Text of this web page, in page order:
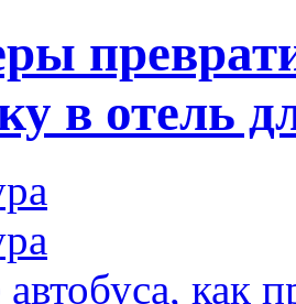
в отель
как